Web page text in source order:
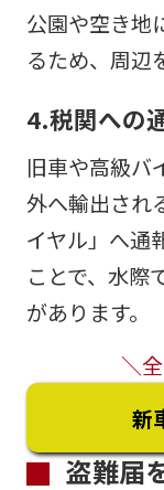
公園や空き地
るため、周辺
4.税関への
旧車や高級バ
外へ輸出され
イヤル」へ通
ことで、水際
があります。
＼
新
盗難届